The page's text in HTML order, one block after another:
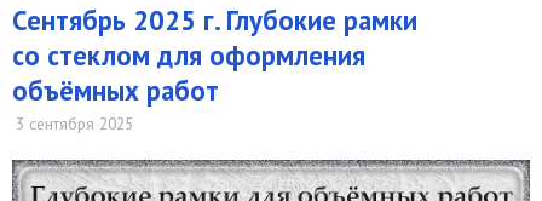
Сентябрь 2025 г. Глубокие рамки
со стеклом для оформления
объёмных работ
3 сентября 2025